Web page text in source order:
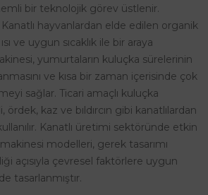
bir teknolojik görev üstlenir.
hayvanlardan elde edilen organik
ve uygun sıcaklık ile bir araya
yumurtaların kuluçka sürelerinin
ve kısa bir zaman içerisinde çok
sağlar. Ticari amaçlı kuluçka
kaz ve bıldırcın gibi kanatlılardan
Kanatlı üretimi sektöründe etkin
modelleri, gerek tasarımı
açısıyla çevresel faktörlere uygun
tasarlanmıştır.